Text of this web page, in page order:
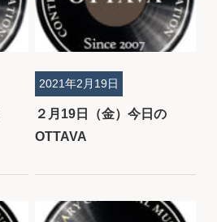
２月19日（金）今日の
OTTAVA
2021年2月19日